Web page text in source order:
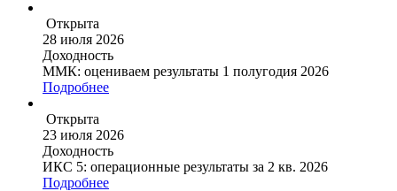
Открыта
28 июля 2026
Доходность
ММК: оцениваем результаты 1 полугодия 2026
Подробнее
Открыта
23 июля 2026
Доходность
ИКС 5: операционные результаты за 2 кв. 2026
Подробнее